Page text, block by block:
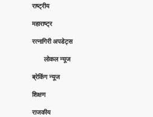
राष्ट्रीय
महाराष्ट्र
रत्नागिरी अपडेट्स
लोकल न्यूज
ब्रेकिंग न्यूज
शिक्षण
राजकीय